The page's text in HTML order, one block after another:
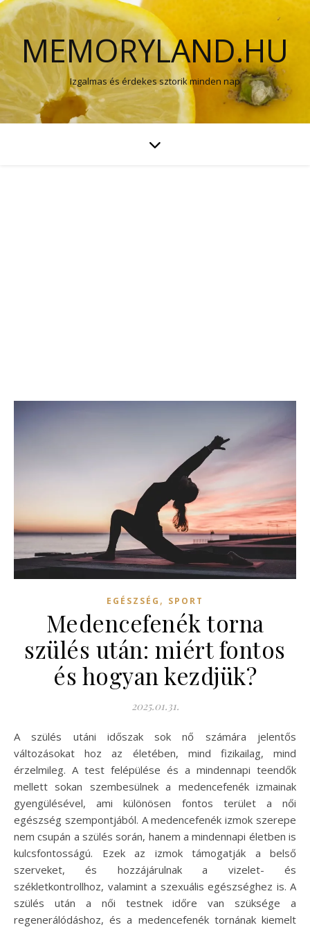
MEMORYLAND.HU
Izgalmas és érdekes sztorik minden nap
EGÉSZSÉG , SPORT
Medencefenék torna
szülés után: miért fontos
és hogyan kezdjük?
2025.01.31.
A szülés utáni időszak sok nő számára jelentős
változásokat hoz az életében, mind fizikailag, mind
érzelmileg. A test felépülése és a mindennapi teendők
mellett sokan szembesülnek a medencefenék izmainak
gyengülésével, ami különösen fontos terület a női
egészség szempontjából. A medencefenék izmok szerepe
nem csupán a szülés során, hanem a mindennapi életben is
kulcsfontosságú. Ezek az izmok támogatják a belső
szerveket, és hozzájárulnak a vizelet- és
székletkontrollhoz, valamint a szexuális egészséghez is. A
szülés után a női testnek időre van szüksége a
regenerálódáshoz, és a medencefenék tornának kiemelt